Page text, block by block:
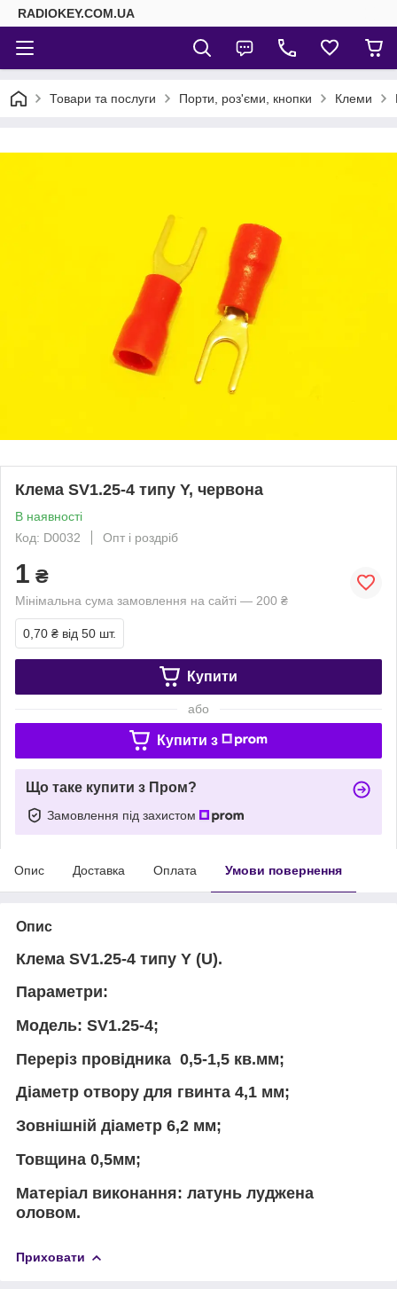
RADIOKEY.COM.UA
Товари та послуги Порти, роз'єми, кнопки Клеми
Клема SV1.25-4 типу Y, червона
В наявності
Код: D0032
Опт і роздріб
1 ₴
Мінімальна сума замовлення на сайті — 200 ₴
0,70 ₴ від 50 шт.
Купити
або
Купити з
Що таке купити з Пром?
Замовлення під захистом
Опис Доставка Оплата Умови повернення
Опис
Клема SV1.25-4 типу Y (U).
Параметри:
Модель: SV1.25-4;
Переріз провідника 0,5-1,5 кв.мм;
Діаметр отвору для гвинта 4,1 мм;
Зовнішній діаметр 6,2 мм;
Товщина 0,5мм;
Матеріал виконання: латунь луджена
оловом.
Приховати